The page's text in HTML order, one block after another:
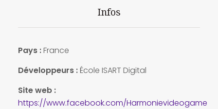
Infos
Pays :France
Développeurs :École ISART Digital
Site web :
https://www.facebook.com/Harmonievideogame